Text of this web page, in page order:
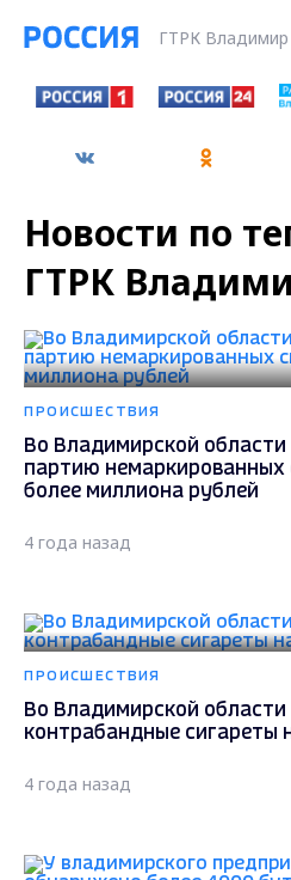
ГТРК Владимир
Новости по
ГТРК
ПРОИСШЕСТВИЯ
Во Владимирской
партию немаркированных
более миллиона рублей
4 года назад
ПРОИСШЕСТВИЯ
Во Владимирской
контрабандные сигареты
4 года назад